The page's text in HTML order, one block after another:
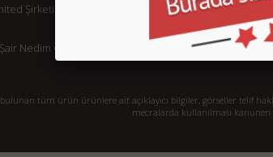
Şirketi
Nedim Cad. Konak Ap. No:77/1 Beşiktaş - İstanbul
tüm ürün ürünlere ait açıklayıcı bilgiler, görseller telif
mecralarda kullanılması